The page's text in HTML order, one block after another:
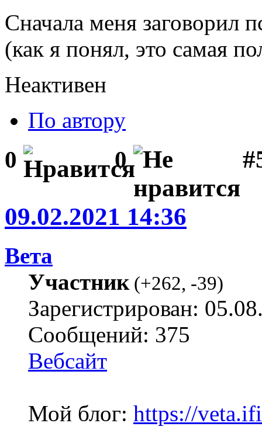
Сначала меня заговорил
(как я понял, это самая
Неактивен
По автору
0 0
09.02.2021 14:36
Вета
Участник(+262, -39)
Зарегистрирован:
Сообщений: 375
Вебсайт
Мой блог: https://